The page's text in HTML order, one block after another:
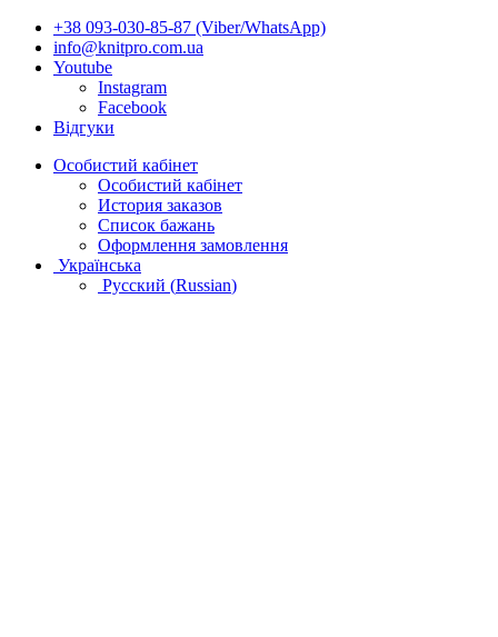
+38 093-030-85-87 (Viber/WhatsApp)
info@knitpro.com.ua
Youtube
Instagram
Facebook
Відгуки
Особистий кабінет
Особистий кабінет
История заказов
Список бажань
Оформлення замовлення
Українська
Русский (Russian)